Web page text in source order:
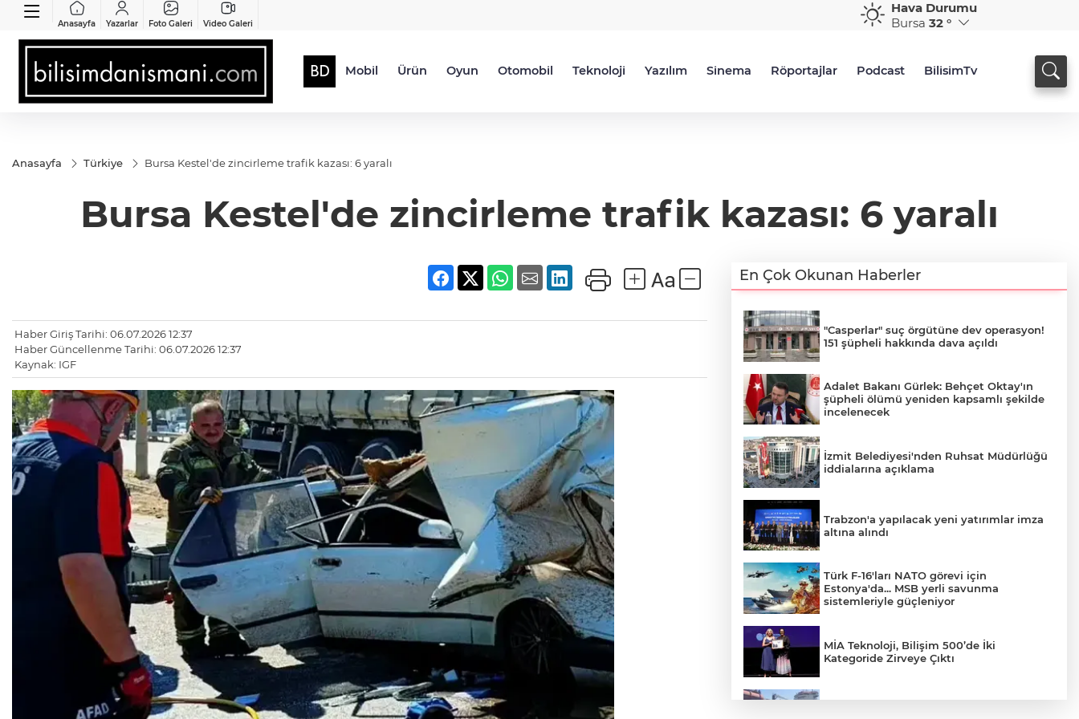
Anasayfa Yazarlar Foto Galeri Video Galeri
Hava Durumu
Bursa 32 °
Mobil Ürün Oyun Otomobil Teknoloji Yazılım Sinema Röportajlar Podcast BilisimTv
Anasayfa Türkiye Bursa Kestel'de zincirleme trafik kazası: 6 yaralı
Bursa Kestel'de zincirleme trafik kazası: 6 yaralı
Haber Giriş Tarihi: 06.07.2026 12:37
Haber Güncellenme Tarihi: 06.07.2026 12:37
Kaynak: IGF
En Çok Okunan Haberler
"Casperlar" suç örgütüne dev operasyon!
151 şüpheli hakkında dava açıldı
Adalet Bakanı Gürlek: Behçet Oktay'ın
şüpheli ölümü yeniden kapsamlı şekilde
incelenecek
İzmit Belediyesi'nden Ruhsat Müdürlüğü
iddialarına açıklama
Trabzon'a yapılacak yeni yatırımlar imza
altına alındı
Türk F-16'ları NATO görevi için
Estonya'da... MSB yerli savunma
sistemleriyle güçleniyor
MİA Teknoloji, Bilişim 500’de İki
Kategoride Zirveye Çıktı